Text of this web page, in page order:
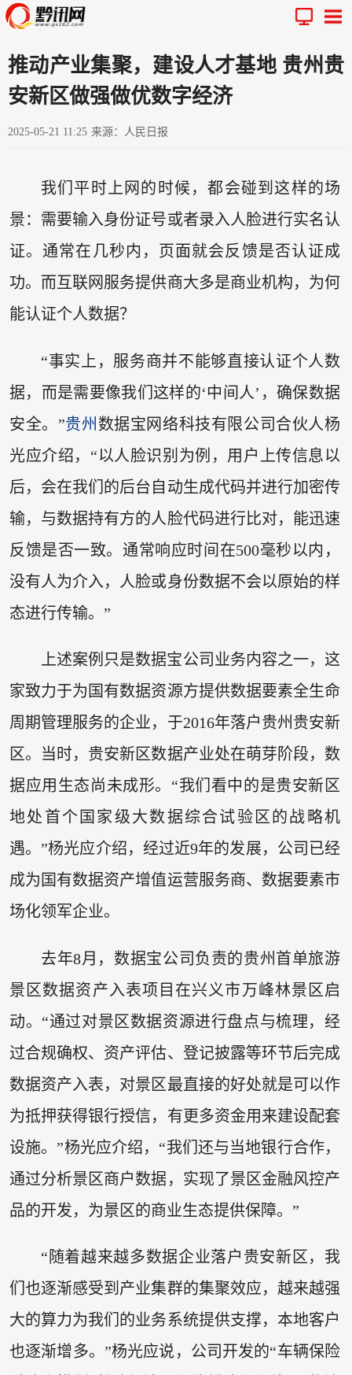
推动产业集聚，建设人才基地 贵州贵
安新区做强做优数字经济
2025-05-21 11:25 来源：人民日报
我们平时上网的时候，都会碰到这样的场
景：需要输入身份证号或者录入人脸进行实名认
证。通常在几秒内，页面就会反馈是否认证成
功。而互联网服务提供商大多是商业机构，为何
能认证个人数据？
“事实上，服务商并不能够直接认证个人数
据，而是需要像我们这样的‘中间人’，确保数据
安全。”贵州 数据宝网络科技有限公司合伙人杨
光应介绍，“以人脸识别为例，用户上传信息以
后，会在我们的后台自动生成代码并进行加密传
输，与数据持有方的人脸代码进行比对，能迅速
反馈是否一致。通常响应时间在500毫秒以内，
没有人为介入，人脸或身份数据不会以原始的样
态进行传输。”
上述案例只是数据宝公司业务内容之一，这
家致力于为国有数据资源方提供数据要素全生命
周期管理服务的企业，于2016年落户贵州贵安新
区。当时，贵安新区数据产业处在萌芽阶段，数
据应用生态尚未成形。“我们看中的是贵安新区
地处首个国家级大数据综合试验区的战略机
遇。”杨光应介绍，经过近9年的发展，公司已经
成为国有数据资产增值运营服务商、数据要素市
场化领军企业。
去年8月，数据宝公司负责的贵州首单旅游
景区数据资产入表项目在兴义市万峰林景区启
动。“通过对景区数据资源进行盘点与梳理，经
过合规确权、资产评估、登记披露等环节后完成
数据资产入表，对景区最直接的好处就是可以作
为抵押获得银行授信，有更多资金用来建设配套
设施。”杨光应介绍，“我们还与当地银行合作，
通过分析景区商户数据，实现了景区金融风控产
品的开发，为景区的商业生态提供保障。”
“随着越来越多数据企业落户贵安新区，我
们也逐渐感受到产业集群的集聚效应，越来越强
大的算力为我们的业务系统提供支撑，本地客户
也逐渐增多。”杨光应说，公司开发的“车辆保险